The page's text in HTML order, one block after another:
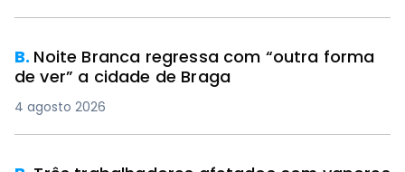
B. Noite Branca regressa com “outra forma
de ver” a cidade de Braga
4 agosto 2026